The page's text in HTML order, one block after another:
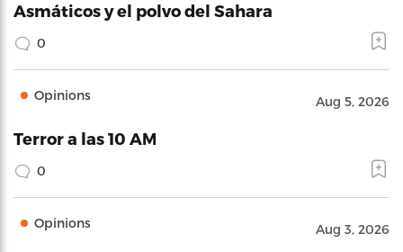
Asmáticos y el polvo del Sahara
0
Opinions Aug 5, 2026
Terror a las 10 AM
0
Opinions Aug 3, 2026